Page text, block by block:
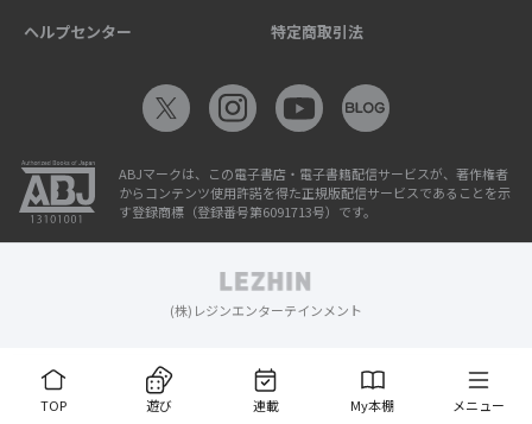
TOP 遊び 連載 My本棚 メニュー
ヘルプセンター 特定商取引法
ABJマークは、この電子書店・電子書籍配信サービスが、著作権者
からコンテンツ使用許諾を得た正規版配信サービスであることを示
す登録商標（登録番号第6091713号）です。
(株)レジンエンターテインメント